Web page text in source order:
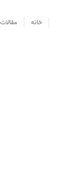
خانه مقالات